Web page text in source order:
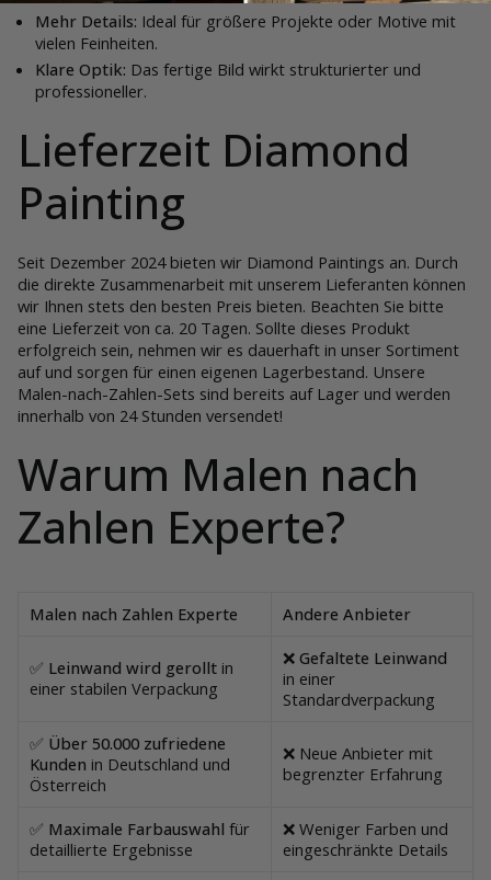
Mehr Details: Ideal für größere Projekte oder Motive mit
vielen Feinheiten.
Klare Optik: Das fertige Bild wirkt strukturierter und
professioneller.
Lieferzeit Diamond
Painting
Seit Dezember 2024 bieten wir Diamond Paintings an. Durch
die direkte Zusammenarbeit mit unserem Lieferanten können
wir Ihnen stets den besten Preis bieten. Beachten Sie bitte
eine Lieferzeit von ca. 20 Tagen. Sollte dieses Produkt
erfolgreich sein, nehmen wir es dauerhaft in unser Sortiment
auf und sorgen für einen eigenen Lagerbestand. Unsere
Malen-nach-Zahlen-Sets sind bereits auf Lager und werden
innerhalb von 24 Stunden versendet!
Warum Malen nach
Zahlen Experte?
Malen nach Zahlen Experte Andere Anbieter
✅ Leinwand wird gerollt in
einer stabilen Verpackung
❌ Gefaltete Leinwand
in einer
Standardverpackung
✅ Über 50.000 zufriedene
Kunden in Deutschland und
Österreich
❌ Neue Anbieter mit
begrenzter Erfahrung
✅ Maximale Farbauswahl für
detaillierte Ergebnisse
❌ Weniger Farben und
eingeschränkte Details